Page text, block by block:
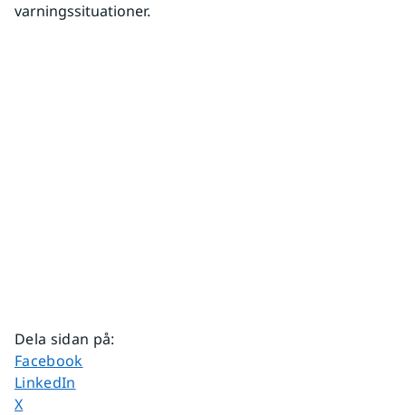
varningssituationer.
Dela sidan på:
Dela sidan på
Facebook
Dela sidan på
LinkedIn
Dela sidan på
X